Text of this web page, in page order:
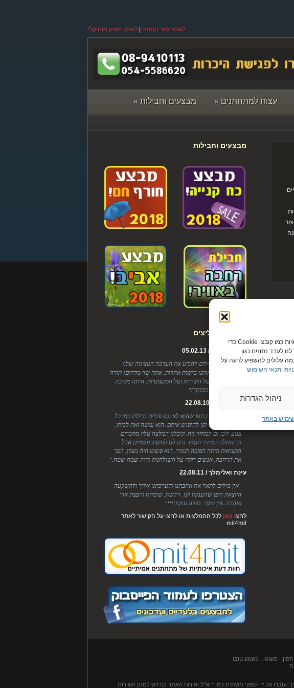
כדי לספק את חוויות המשתמש הטובות ביותר, אנו משתמשים בטכנולוגיות כמו קובצי Cookie כדי
לעבד נתונים כגון
עלולים להשפיע לרעה על
ותנאי השימוש
ניהול הגדרות
באתר
לאתר זמר חתונה לאתר מפיק מוסיקלי
עצות למתחתנים » מבצעים וחבילות »
מבצעים וחבילות
לקוחות ממליצים
עירית ודניאל / 05.02.13
"לירן, אין לי מילים להביע את הערכה העצומה שלנו
אליך. ריגשת אותנו ברמות אחרות, אתה שר מדהים! תודה
על הסבלנות, על השירות ועל המקצועיות. היתה מסיבה
מטורפת והכל בזכותך!"
הודיה ומוטי / 22.08.10
"היופי אצל לירן הוא שהוא לא עם עיניים גדולות כמו כל
הדיג'יים שיצא לנו להיפגש איתם. הוא עושה זאת לביתו,
צנוע ולכן גם המחיר נוח. קיבלנו המלצה עליו מחברים
ובהתחלה המחיר הנמוך גרם לנו לחשוב פעמיים אבל
המציאות היתה הפוכה לגמרי. הוא פשוט היה מצוין, הפך
את הרחבה, אנשים רקדו על השולחנות והיה שמח שמח."
עינת ואלימלך / 22.08.11
"אין מילים לתאר את אהבתנו והערכתנו אליך ולהשקעה
היוצאת דופן שהענקת לנו. ריגשת, שימחת והפצת אור
ואהבה. אין כמוך. תודה ענקית!!!"
לחצו כאן לכל ההמלצות או לחצו על הקישור לאתר
mit4mit
- פשוט… נשמע טוב!.
על ידי ספקי תשתית כמו דוא"ל ואירוח האתר כנדרש למתן השירות.